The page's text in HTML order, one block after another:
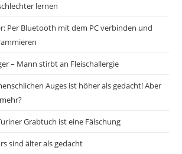
lernen
Per Bluetooth mit dem PC verbinden und
– Mann stirbt an Fleischallergie
Auges ist höher als gedacht! Aber
Grabtuch ist eine Fälschung
sind älter als gedacht